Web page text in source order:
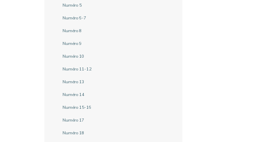
Numéro 5
Numéro 6-7
Numéro 8
Numéro 9
Numéro 10
Numéro 11-12
Numéro 13
Numéro 14
Numéro 15-16
Numéro 17
Numéro 18